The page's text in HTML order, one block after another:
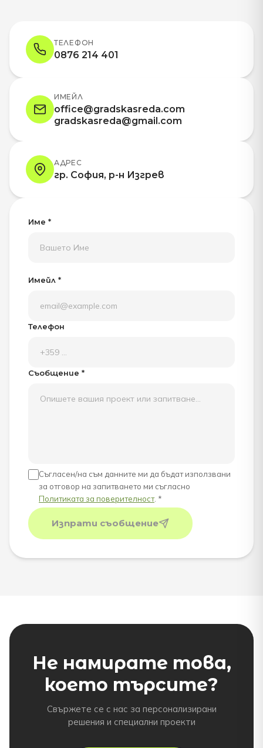
ТЕЛЕФОН
0876 214 401
ИМЕЙЛ
office@gradskasreda.com
gradskasreda@gmail.com
АДРЕС
гр. София, р-н Изгрев
Име *
Имейл *
Телефон
Съобщение *
Съгласен/на съм данните ми да бъдат използвани
за отговор на запитването ми съгласно
Политиката за поверителност. *
Изпрати съобщение
Не намирате това,
което търсите?
Свържете се с нас за персонализирани
решения и специални проекти